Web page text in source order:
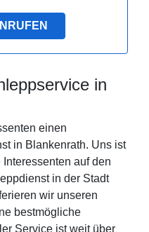
in
einen
in Blankenrath. Uns ist
auf den
in der Stadt
wir unseren
bestmögliche
Service ist weit über